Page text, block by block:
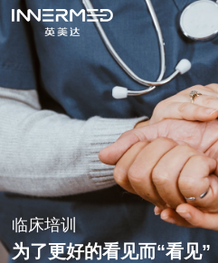
临床培训
为了更好的看见而“看见”